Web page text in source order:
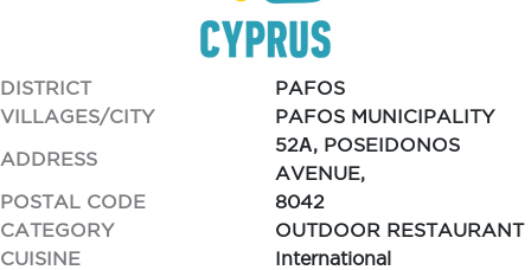
DISTRICT
PAFOS
VILLAGES/CITY
PAFOS MUNICIPALITY
ADDRESS
52Α, POSEIDONOS
AVENUE,
POSTAL CODE
8042
CATEGORY
OUTDOOR RESTAURANT
CUISINE
International